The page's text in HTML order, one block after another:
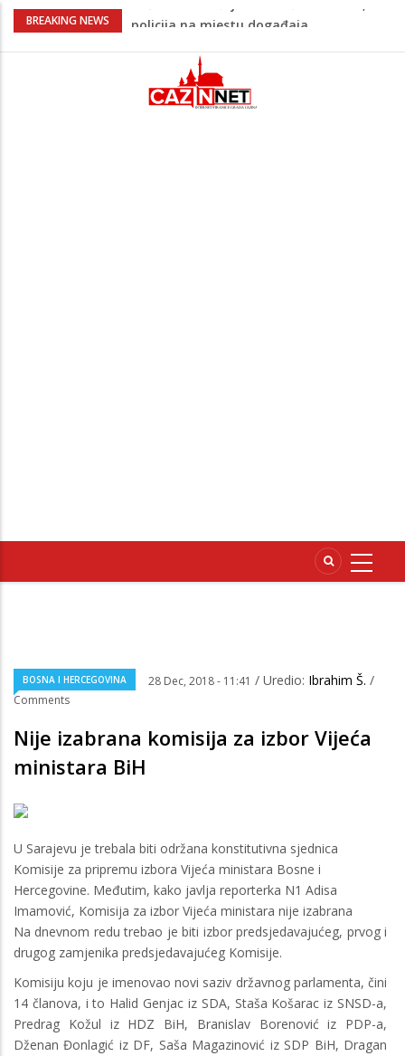
BREAKING NEWS
Ovo je 24-godišnji mladić koji je izgubio
Na Ahiret preselio LJUBIJANKIĆ (Hasan)
Na Ahiret preselio HALILOVIĆ (Smajil)
BOSNA I HERCEGOVINA 28 Dec, 2018 - 11:41 / Uredio: Ibrahim Š. /
Comments
Nije izabrana komisija za izbor Vijeća
ministara BiH
U Sarajevu je trebala biti održana konstitutivna sjednica
Komisije za pripremu izbora Vijeća ministara Bosne i
Hercegovine. Međutim, kako javlja reporterka N1 Adisa
Imamović, Komisija za izbor Vijeća ministara nije izabrana
Na dnevnom redu trebao je biti izbor predsjedavajućeg, prvog i
drugog zamjenika predsjedavajućeg Komisije.
Komisiju koju je imenovao novi saziv državnog parlamenta, čini
14 članova, i to Halid Genjac iz SDA, Staša Košarac iz SNSD-a,
Predrag Kožul iz HDZ BiH, Branislav Borenović iz PDP-a,
Dženan Đonlagić iz DF, Saša Magazinović iz SDP BiH, Dragan